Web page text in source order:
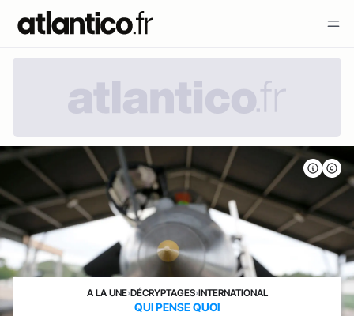
A LA UNE›DÉCRYPTAGES›INTERNATIONAL
QUI PENSE QUOI